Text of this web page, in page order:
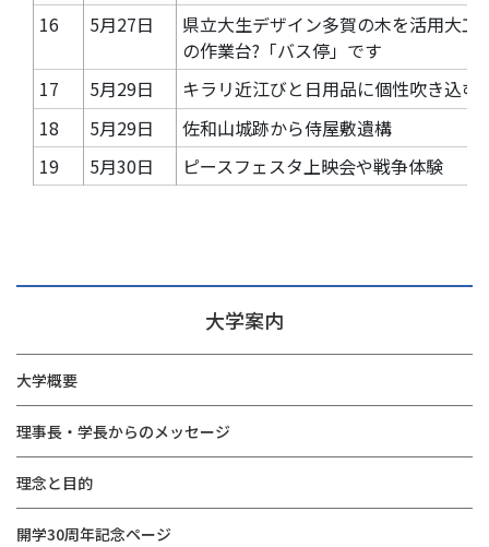
大学案内
大学概要
理事長・学長からのメッセージ
理念と目的
開学30周年記念ページ
16
5月27日
県立大生デザイン多賀の木を活用大工
の作業台?「バス停」です
17
5月29日
キラリ近江びと日用品に個性吹き込む
18
5月29日
佐和山城跡から侍屋敷遺構
19
5月30日 ピースフェスタ上映会や戦争体験